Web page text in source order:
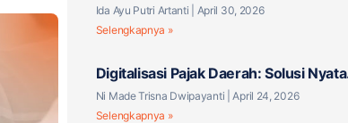
Berlaku untuk Bisnis F&B Anda?
Ida Ayu Putri Artanti
April 30, 2026
Selengkapnya »
Digitalisasi Pajak Daerah: Solusi Nyata
atau Tantangan Baru?
Ni Made Trisna Dwipayanti April 24, 2026
Selengkapnya »